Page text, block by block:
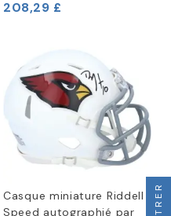
208,29 £
Casque miniature Riddell
Speed autographié par